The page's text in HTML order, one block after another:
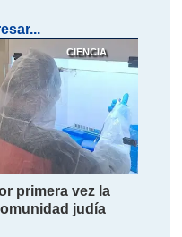
CIENCIA
primera vez la
judía